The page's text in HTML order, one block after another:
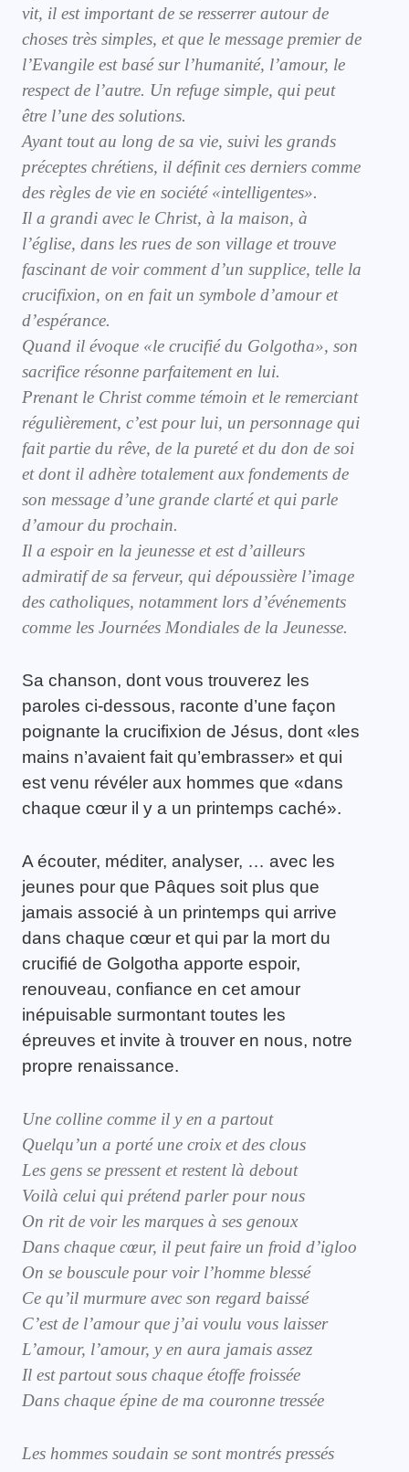
vit, il est important de se resserrer autour de
choses très simples, et que le message premier de
l’Evangile est basé sur l’humanité, l’amour, le
respect de l’autre. Un refuge simple, qui peut
être l’une des solutions.
Ayant tout au long de sa vie, suivi les grands
préceptes chrétiens, il définit ces derniers comme
des règles de vie en société «intelligentes».
Il a grandi avec le Christ, à la maison, à
l’église, dans les rues de son village et trouve
fascinant de voir comment d’un supplice, telle la
crucifixion, on en fait un symbole d’amour et
d’espérance.
Quand il évoque «le crucifié du Golgotha», son
sacrifice résonne parfaitement en lui.
Prenant le Christ comme témoin et le remerciant
régulièrement, c’est pour lui, un personnage qui
fait partie du rêve, de la pureté et du don de soi
et dont il adhère totalement aux fondements de
son message d’une grande clarté et qui parle
d’amour du prochain.
Il a espoir en la jeunesse et est d’ailleurs
admiratif de sa ferveur, qui dépoussière l’image
des catholiques, notamment lors d’événements
comme les Journées Mondiales de la Jeunesse.
Sa chanson, dont vous trouverez les
paroles ci-dessous, raconte d’une façon
poignante la crucifixion de Jésus, dont «les
mains n’avaient fait qu’embrasser» et qui
est venu révéler aux hommes que «dans
chaque cœur il y a un printemps caché».
A écouter, méditer, analyser, … avec les
jeunes pour que Pâques soit plus que
jamais associé à un printemps qui arrive
dans chaque cœur et qui par la mort du
crucifié de Golgotha apporte espoir,
renouveau, confiance en cet amour
inépuisable surmontant toutes les
épreuves et invite à trouver en nous, notre
propre renaissance.
Une colline comme il y en a partout
Quelqu’un a porté une croix et des clous
Les gens se pressent et restent là debout
Voilà celui qui prétend parler pour nous
On rit de voir les marques à ses genoux
Dans chaque cœur, il peut faire un froid d’igloo
On se bouscule pour voir l’homme blessé
Ce qu’il murmure avec son regard baissé
C’est de l’amour que j’ai voulu vous laisser
L’amour, l’amour, y en aura jamais assez
Il est partout sous chaque étoffe froissée
Dans chaque épine de ma couronne tressée
Les hommes soudain se sont montrés pressés